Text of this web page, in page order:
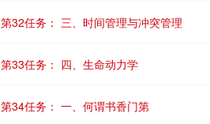
第32任务： 三、时间管理与冲突管理
第33任务： 四、生命动力学
第34任务： 一、何谓书香门第